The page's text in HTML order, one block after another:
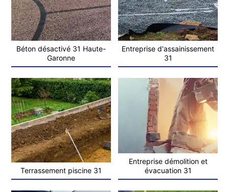
Béton désactivé 31 Haute-
Garonne
Entreprise d'assainissement
31
Terrassement piscine 31
Entreprise démolition et
évacuation 31